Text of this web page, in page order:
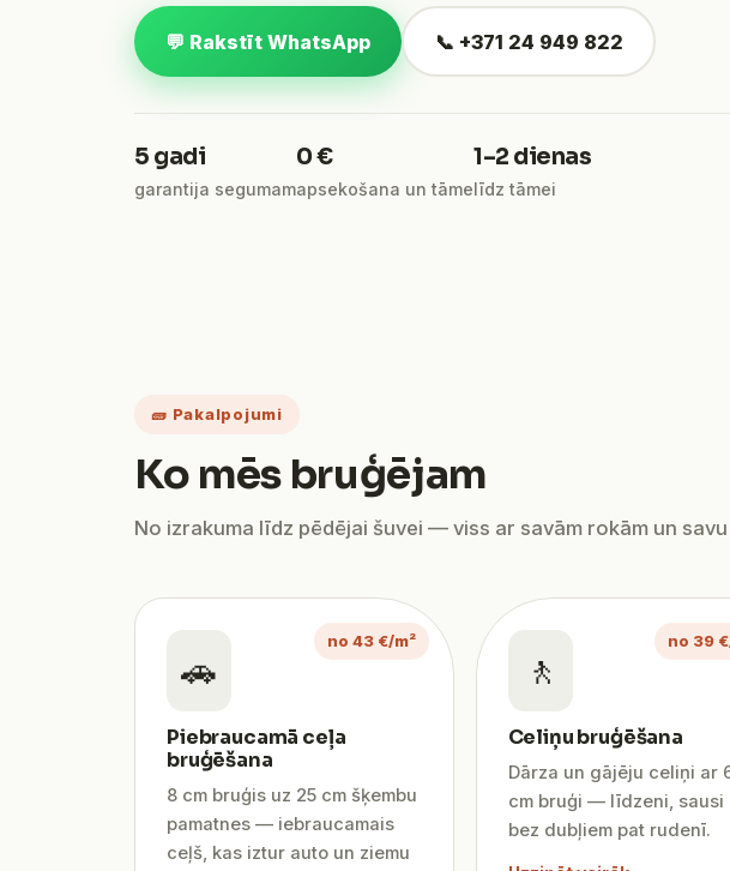
💬 Rakstīt WhatsApp 📞 +371 24 949 822
5 gadi
garantija segumam
0 €
apsekošana un tāme
1–2 dienas
līdz tāmei
🧱 Pakalpojumi
Ko mēs bruģējam
No izrakuma līdz pēdējai šuvei — viss ar savām rokām un
no 43 €/m²
🚗
Piebraucamā ceļa
bruģēšana
8 cm bruģis uz 25 cm šķembu
pamatnes — iebraucamais
ceļš, kas iztur auto un ziemu
no 39
🚶
Celiņu bruģēšana
Dārza un gājēju celiņi ar
cm bruģi — līdzeni, sausi
bez dubļiem pat rudenī.